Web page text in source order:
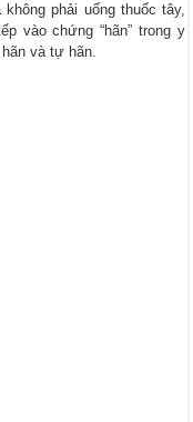
vấn đề sức khỏe khác
phải uống thuốc tây,
vào chứng “hãn” trong y
và tự hãn.